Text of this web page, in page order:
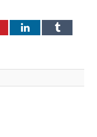
LinkedInTumblr